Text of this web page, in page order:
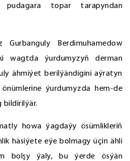
pudagara topar tarapyndan
Gurbanguly Berdimuhamedow
wagtda ýurdumyzyň derman
ähmiýet berilýändigini aýratyn
ýurdumyzda hem-de
bildirilýär.
howa ýagdaýy ösümlikleriň
häsiýete eýe bolmagy üçin ähli
bolşy ýaly, bu ýerde ösýän